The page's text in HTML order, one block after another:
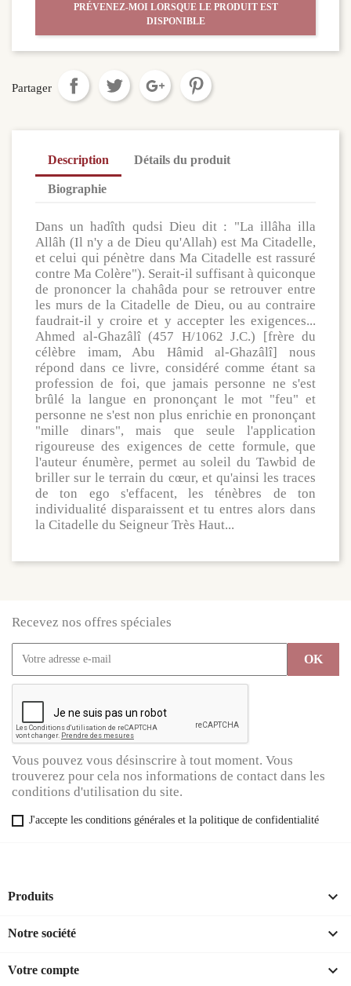
PRÉVENEZ-MOI LORSQUE LE PRODUIT EST
DISPONIBLE
Partager
Description Détails du produit
Biographie
Dans un hadîth qudsi Dieu dit : "La illâha illa
Allâh (Il n'y a de Dieu qu'Allah) est Ma Citadelle,
et celui qui pénètre dans Ma Citadelle est rassuré
contre Ma Colère"). Serait-il suffisant à quiconque
de prononcer la chahâda pour se retrouver entre
les murs de la Citadelle de Dieu, ou au contraire
faudrait-il y croire et y accepter les exigences...
Ahmed al-Ghazâlî (457 H/1062 J.C.) [frère du
célèbre imam, Abu Hâmid al-Ghazâlî] nous
répond dans ce livre, considéré comme étant sa
profession de foi, que jamais personne ne s'est
brûlé la langue en prononçant le mot "feu" et
personne ne s'est non plus enrichie en prononçant
"mille dinars", mais que seule l'application
rigoureuse des exigences de cette formule, que
l'auteur énumère, permet au soleil du Tawbid de
briller sur le terrain du cœur, et qu'ainsi les traces
de ton ego s'effacent, les ténèbres de ton
individualité disparaissent et tu entres alors dans
la Citadelle du Seigneur Très Haut...
Recevez nos offres spéciales
Vous pouvez vous désinscrire à tout moment. Vous
trouverez pour cela nos informations de contact dans les
conditions d'utilisation du site.
J'accepte les conditions générales et la politique de confidentialité
Produits 
Notre société 
Votre compte 